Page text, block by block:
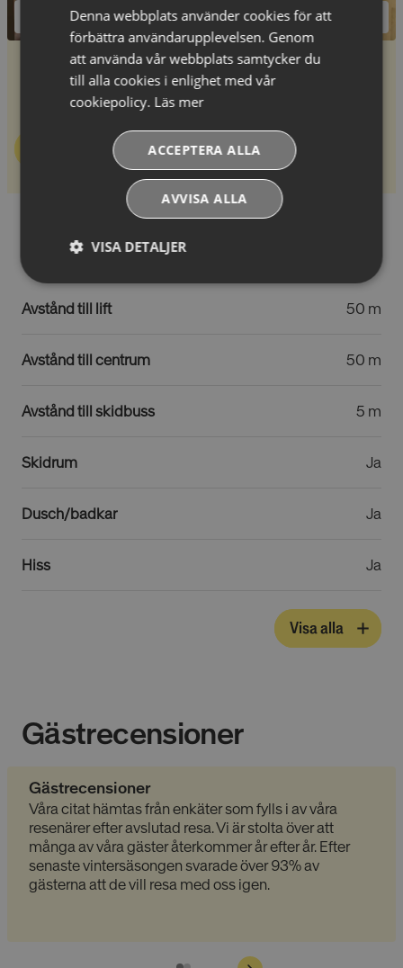
Trerumslägenhet för 6 personer -40m 2
Trerumslägenhet med sovrum, vardagsrum, pentry,
bad/dusch och WC. Sänglinnen och slutstädning ingår.
Se pris & boka
Hotellfaciliteter
Avstånd till lift 50 m
Avstånd till centrum 50 m
Avstånd till skidbuss 5 m
Skidrum Ja
Dusch/badkar Ja
Hiss Ja
Visa alla
Gästrecensioner
Gästrecensioner
Våra citat hämtas från enkäter som fylls i av våra
resenärer efter avslutad resa. Vi är stolta över att
många av våra gäster återkommer år efter år. Efter
senaste vintersäsongen svarade över 93% av
gästerna att de vill resa med oss igen.
Denna webbplats använder cookies för att
förbättra användarupplevelsen. Genom
att använda vår webbplats samtycker du
till alla cookies i enlighet med vår
cookiepolicy. Läs mer
ACCEPTERA ALLA
AVVISA ALLA
VISA DETALJER
Absolut
nödvändiga
cookies
Prestandacookies
Riktade cookies
Oklassificerade
som du gjort som utgör en begäran om tjänster, till
exempel inställning av dina personliga preferenser,
dessa cookies, men vissa delar av webbplatsen
fungerar inte då. Dessa cookies lagrar inte någon
personligt identifierbar information.
Namn
Provider/Domän
__cmpcc
lesmenuires.com